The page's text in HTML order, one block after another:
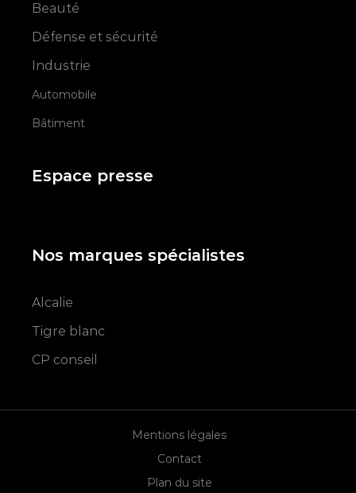
Beauté
Défense et sécurité
Industrie
Automobile
Bâtiment
Espace presse
Nos marques spécialistes
Alcalie
Tigre blanc
CP conseil
Mentions légales
Contact
Plan du site